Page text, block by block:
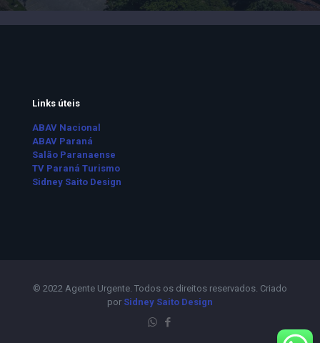
Links úteis
ABAV Nacional
ABAV Paraná
Salão Paranaense
TV Paraná Turismo
Sidney Saito Design
© 2022 Agente Urgente. Todos os direitos reservados. Criado
por Sidney Saito Design